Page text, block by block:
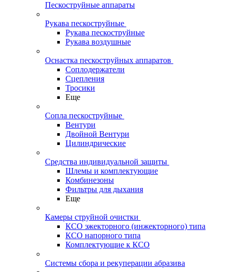
Пескоструйные аппараты
Рукава пескоструйные
Рукава пескоструйные
Рукава воздушные
Оснастка пескоструйных аппаратов
Соплодержатели
Сцепления
Тросики
Еще
Сопла пескоструйные
Вентури
Двойной Вентури
Цилиндрические
Средства индивидуальной защиты
Шлемы и комплектующие
Комбинезоны
Фильтры для дыхания
Еще
Камеры струйной очистки
КСО эжекторного (инжекторного) типа
КСО напорного типа
Комплектующие к КСО
Системы сбора и рекуперации абразива